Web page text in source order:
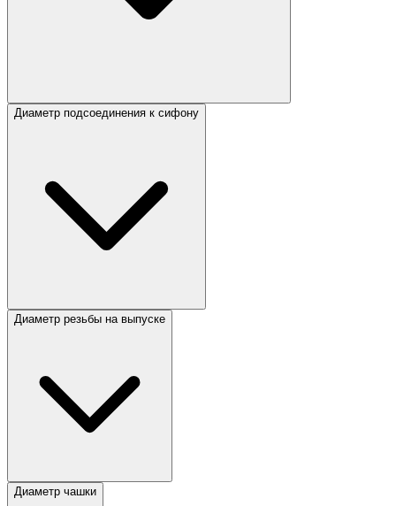
Диаметр подсоединения к сифону
Диаметр резьбы на выпуске
Диаметр чашки